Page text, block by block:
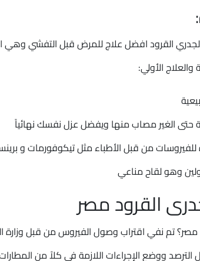
لجدري القرود افضل علاج للمرض قبل التفشي
والعلاج الأولي:
حتى الغير مصاب منها ويفضل عزل نفسك نهائياً
من قبل الأطباء مثل تيكوفورمات و
وهو لقاح مناعي
القرود مصر
تم نفي اقتراب وصول الفيروس من قبل وزارة
ووضع الإجراءات اللازمة في كلاً من المطارات